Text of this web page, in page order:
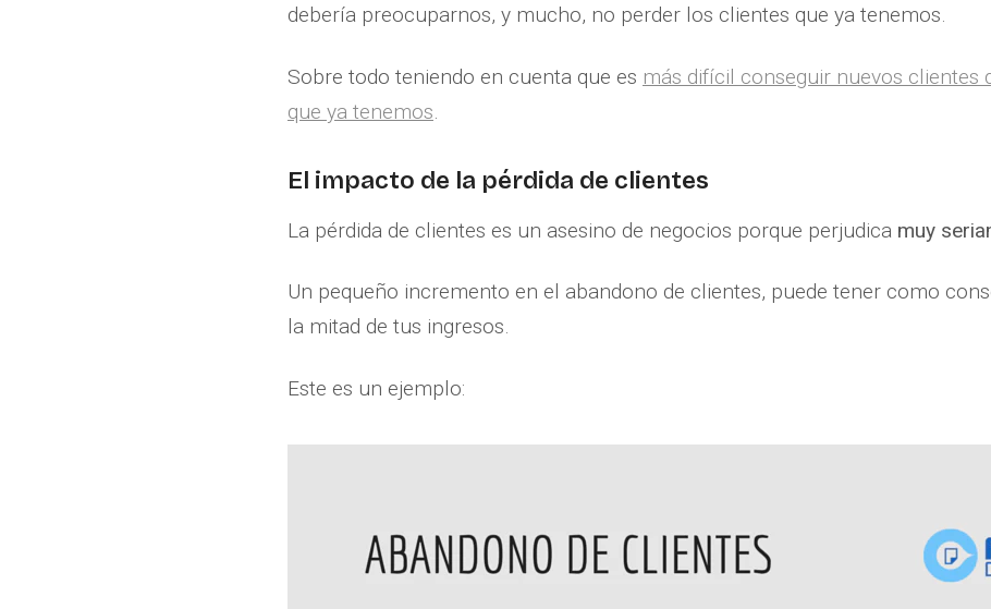
debería preocuparnos, y mucho, no perder los clientes que ya tenemos.
Sobre todo teniendo en cuenta que es más difícil conseguir nuevos clientes
que ya tenemos
El impacto de la pérdida de clientes
La pérdida de clientes es un asesino de negocios porque perjudica muy
Un pequeño incremento en el abandono de clientes, puede tener como
la mitad de tus ingresos.
Este es un ejemplo: